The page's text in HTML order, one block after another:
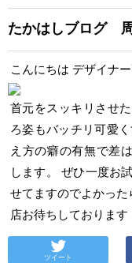
たかはしブログ
こんにちは デザイナ
首元をスッキリさせ
ろ姿もバッチリ可愛
え方の癖の有無で差
します。 ぜひ一度お
せてますのでよかっ
店お待ちしております
ツイート